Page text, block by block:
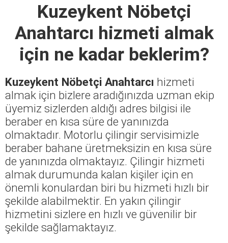
Kuzeykent Nöbetçi
Anahtarcı hizmeti almak
için ne kadar beklerim?
Kuzeykent Nöbetçi Anahtarcı hizmeti
almak için bizlere aradığınızda uzman ekip
üyemiz sizlerden aldığı adres bilgisi ile
beraber en kısa süre de yanınızda
olmaktadır. Motorlu çilingir servisimizle
beraber bahane üretmeksizin en kısa süre
de yanınızda olmaktayız. Çilingir hizmeti
almak durumunda kalan kişiler için en
önemli konulardan biri bu hizmeti hızlı bir
şekilde alabilmektir. En yakın çilingir
hizmetini sizlere en hızlı ve güvenilir bir
şekilde sağlamaktayız.